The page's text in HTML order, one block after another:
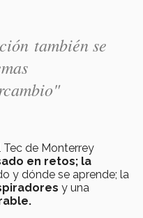
también se
de Monterrey
en retos; la
y dónde se aprende; la
y una